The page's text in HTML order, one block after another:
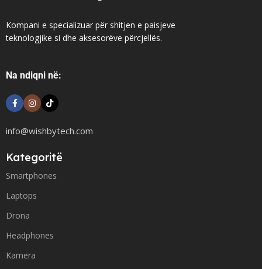
Kompani e specializuar për shitjen e paisjeve
teknologjike si dhe aksesorëve përcjellës.
Na ndiqni në:
info@wishbytech.com
Kategoritë
Smartphones
Laptops
Drona
Headphones
Kamera